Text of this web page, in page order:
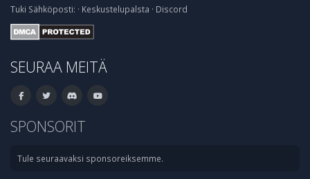
Tuki Sähköposti: · Keskustelupalsta · Discord
SEURAA MEITÄ
SPONSORIT
Tule seuraavaksi sponsoreiksemme.